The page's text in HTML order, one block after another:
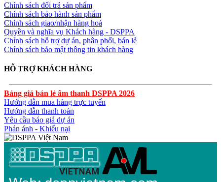
Chính sách đổi trả sản phẩm
Chính sách bảo hành sản phẩm
Chính sách giao/nhận hàng hoá
Quyền và nghĩa vụ Khách hàng - DSPPA
Chính sách hỗ trợ dự án, phân phối, bán lẻ
Chính sách bảo mật thông tin khách hàng
HỖ TRỢ KHÁCH HÀNG
Bảng giá bán lẻ âm thanh DSPPA 2026
Hướng dẫn mua hàng trực tuyến
Hướng dẫn thanh toán
Yêu cầu báo giá dự án
Phán ánh - Khiếu nại